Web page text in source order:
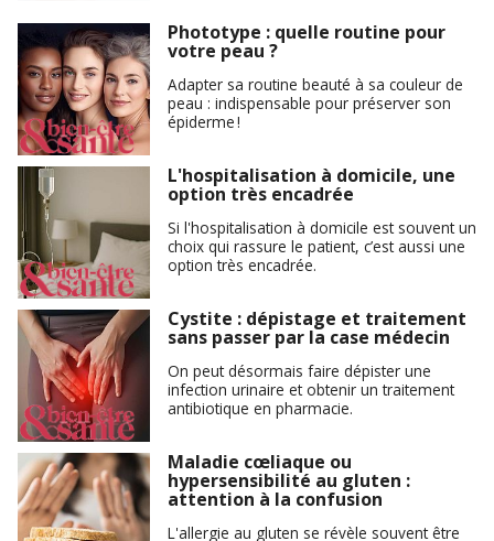
Phototype : quelle routine pour
votre peau ?
Adapter sa routine beauté à sa couleur de
peau : indispensable pour préserver son
épiderme !
L'hospitalisation à domicile, une
option très encadrée
Si l'hospitalisation à domicile est souvent un
choix qui rassure le patient, c’est aussi une
option très encadrée.
Cystite : dépistage et traitement
sans passer par la case médecin
On peut désormais faire dépister une
infection urinaire et obtenir un traitement
antibiotique en pharmacie.
Maladie cœliaque ou
hypersensibilité au gluten :
attention à la confusion
L'allergie au gluten se révèle souvent être